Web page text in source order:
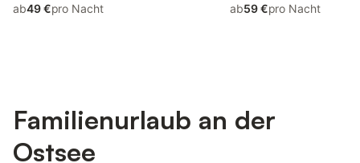
ab49 €pro Nacht
ab59 €pro Nacht
Familienurlaub an der
Ostsee